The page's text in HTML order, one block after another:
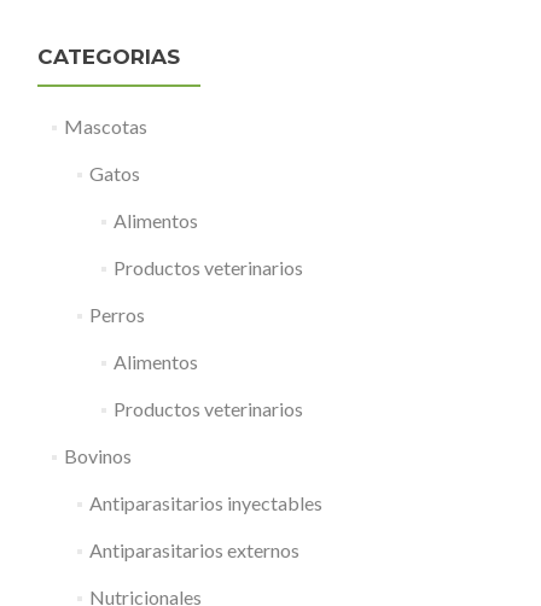
CATEGORIAS
Mascotas
Gatos
Alimentos
Productos veterinarios
Perros
Alimentos
Productos veterinarios
Bovinos
Antiparasitarios inyectables
Antiparasitarios externos
Nutricionales